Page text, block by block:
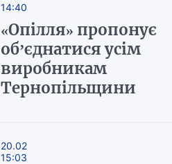
14:40
«Опілля» пропонує
об’єднатися усім
виробникам
Тернопільщини
20.02
15:03